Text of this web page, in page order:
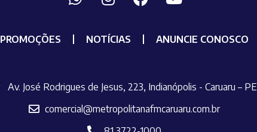
PROMOÇÕES NOTÍCIAS ANUNCIE CONOSCO
Av. José Rodrigues de Jesus, 223, Indianópolis - Caruaru – PE
comercial@metropolitanafmcaruaru.com.br